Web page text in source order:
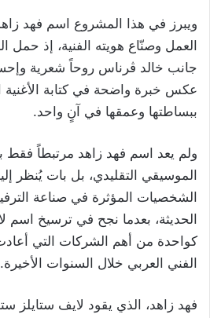
ويبرز في هذا المشروع اسم فهد
العمل وصنّاع هويته الفنية، إذ حمل
جانب خالد ڤرناس روحاً شعرية
عكس خبرة واضحة في كتابة
ببساطتها وعمقها في آنٍ واحد.
ولم يعد اسم فهد زاهد مرتبطاً فقط
الموسيقي التقليدي، بل بات يُنظر
الشخصيات المؤثرة في صناعة
الحديثة، بعدما نجح في ترسيخ اسم
كواحدة من أهم الشركات التي
الفني العربي خلال السنوات الأخيرة.
فهد زاهد، الذي يقود لايف ستايلز